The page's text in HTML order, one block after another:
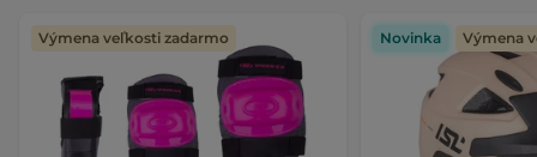
Výmena veľkosti zadarmo Novinka Výmena